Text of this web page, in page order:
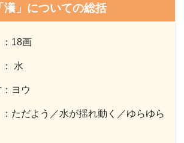
瀁」についての総括
18画
水
ヨウ
ただよう／水が揺れ動く／ゆらゆら